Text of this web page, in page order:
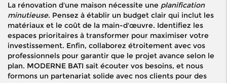
La rénovation d'une maison nécessite une planification
minutieuse. Pensez à établir un budget clair qui inclut les
matériaux et le coût de la main-d'œuvre. Identifiez les
espaces prioritaires à transformer pour maximiser votre
investissement. Enfin, collaborez étroitement avec vos
professionnels pour garantir que le projet avance selon le
plan. MODERNE BATI sait écouter vos besoins, et nous
formons un partenariat solide avec nos clients pour des